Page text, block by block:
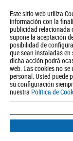
Este sitio web utiliza
información con la
publicidad relacionada
supone la aceptación
posibilidad de
que sean instaladas en
dicha acción podrá
web. Las cookies no
personal. Usted puede
su configuración
nuestra Política de
Quiénes